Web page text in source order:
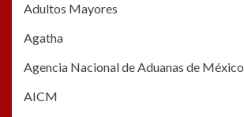
Adultos Mayores
Agatha
Agencia Nacional de Aduanas de México
AICM